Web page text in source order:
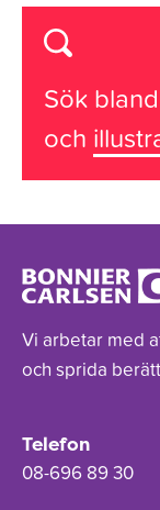
Sök
och
Vi arbetar med
och sprida
Telefon
08-696 89 30